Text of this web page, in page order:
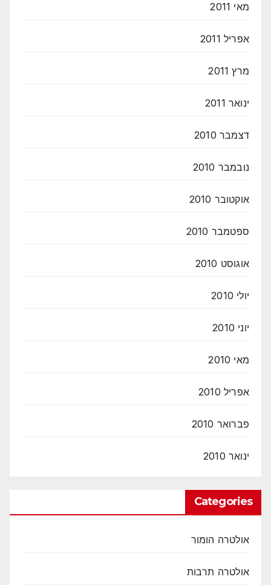
מאי 2011
אפריל 2011
מרץ 2011
ינואר 2011
דצמבר 2010
נובמבר 2010
אוקטובר 2010
ספטמבר 2010
אוגוסט 2010
יולי 2010
יוני 2010
מאי 2010
אפריל 2010
פברואר 2010
ינואר 2010
Categories
אולטרה הומור
אולטרה תרבות